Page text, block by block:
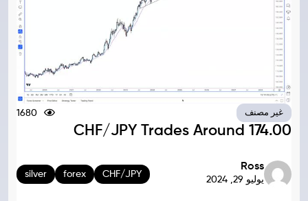
غير مصنف 1680
CHF/JPY Trades Around 174.00
Ross
يوليو 29, 2024
CHF/JPY
forex
silver